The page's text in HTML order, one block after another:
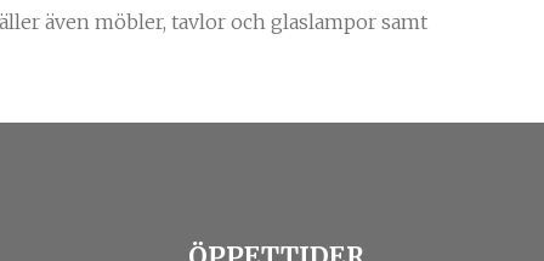
även möbler, tavlor och glaslampor samt